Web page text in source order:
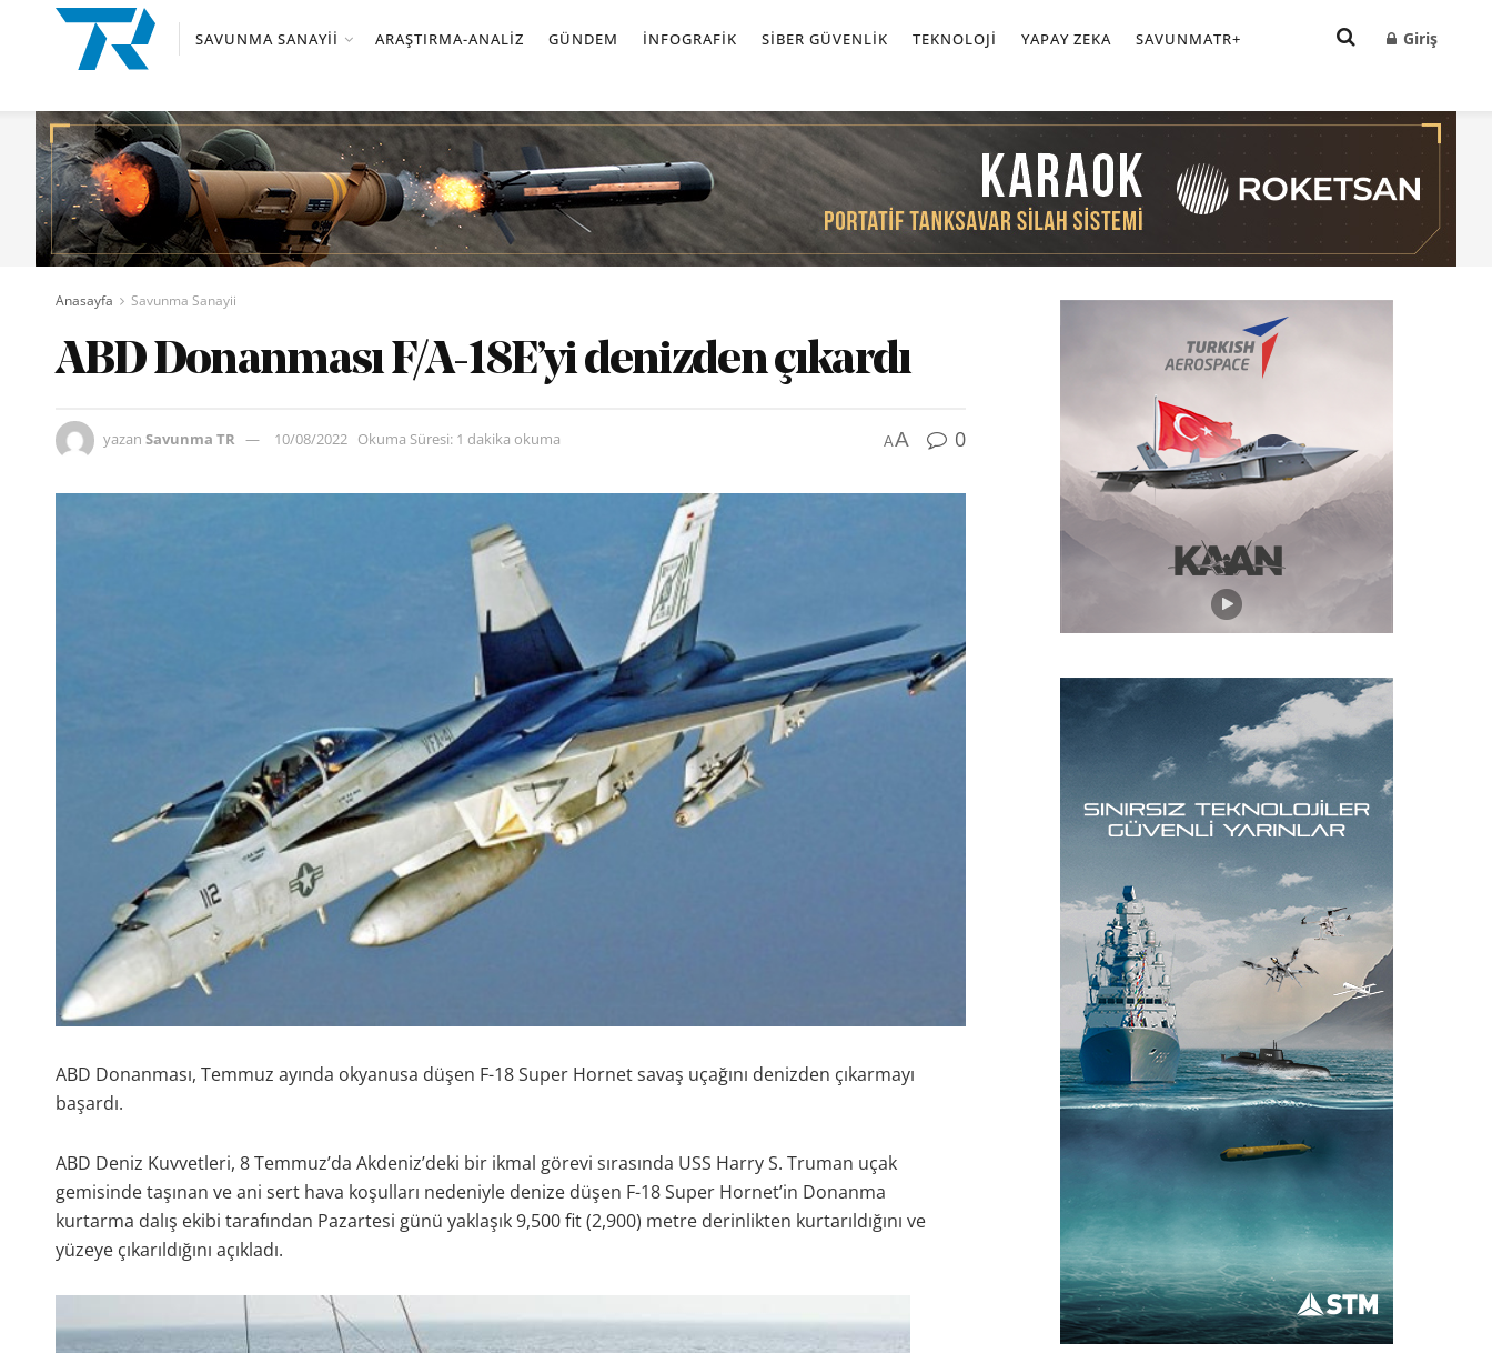
SAVUNMA SANAYII ARAŞTIRMA-ANALIZ GÜNDEM İNFOGRAFIK SIBER GÜVENLIK TEKNOLOJI YAPAY ZEKA SAVUNMATR+ Giriş
Anasayfa Savunma Sanayii
ABD Donanması F/A-18E’yi denizden çıkardı
yazan Savunma TR 10/08/2022 Okuma Süresi: 1 dakika okuma AA 0
ABD Donanması, Temmuz ayında okyanusa düşen F-18 Super Hornet savaş uçağını denizden çıkarmayı
başardı.
ABD Deniz Kuvvetleri, 8 Temmuz’da Akdeniz’deki bir ikmal görevi sırasında USS Harry S. Truman uçak
gemisinde taşınan ve ani sert hava koşulları nedeniyle denize düşen F-18 Super Hornet’in Donanma
kurtarma dalış ekibi tarafından Pazartesi günü yaklaşık 9,500 fit (2,900) metre derinlikten kurtarıldığını ve
yüzeye çıkarıldığını açıkladı.